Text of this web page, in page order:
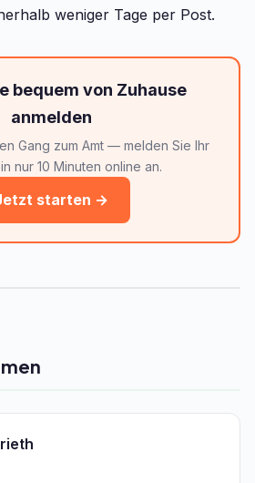
weniger Tage per Post.
bequem von Zuhause
anmelden
Gang zum Amt — melden Sie Ihr
nur 10 Minuten online an.
starten →